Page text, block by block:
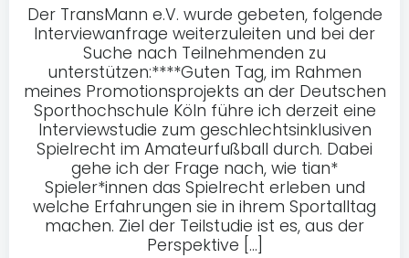
Der TransMann e.V. wurde gebeten, folgende
Interviewanfrage weiterzuleiten und bei der
Suche nach Teilnehmenden zu
unterstützen:****Guten Tag, im Rahmen
meines Promotionsprojekts an der Deutschen
Sporthochschule Köln führe ich derzeit eine
Interviewstudie zum geschlechtsinklusiven
Spielrecht im Amateurfußball durch. Dabei
gehe ich der Frage nach, wie tian*
Spieler*innen das Spielrecht erleben und
welche Erfahrungen sie in ihrem Sportalltag
machen. Ziel der Teilstudie ist es, aus der
Perspektive […]